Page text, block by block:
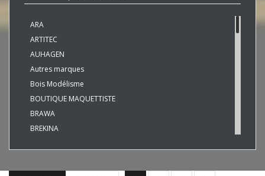
ARA
ARTITEC
AUHAGEN
Autres marques
Bois Modélisme
BOUTIQUE MAQUETTISTE
BRAWA
BREKINA
CLEOPATRE